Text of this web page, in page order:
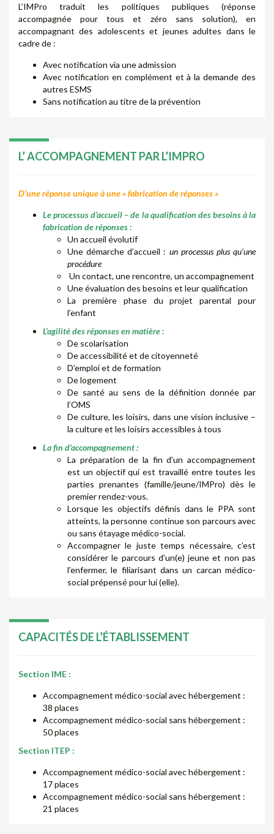
L’IMPro traduit les politiques publiques (réponse
accompagnée pour tous et zéro sans solution), en
accompagnant des adolescents et jeunes adultes dans le
cadre de :
Avec notification via une admission
Avec notification en complément et à la demande des
autres ESMS
Sans notification au titre de la prévention
L’ ACCOMPAGNEMENT PAR L’IMPRO
D’une réponse unique à une « fabrication de réponses »
Le processus d’accueil – de la qualification des besoins à la
fabrication de réponses :
Un accueil évolutif
Une démarche d’accueil : un processus plus qu’une
procédure
Un contact, une rencontre, un accompagnement
Une évaluation des besoins et leur qualification
La première phase du projet parental pour
l’enfant
L’agilité des réponses en matière :
De scolarisation
De accessibilité et de citoyenneté
D’emploi et de formation
De logement
De santé au sens de la définition donnée par
l’OMS
De culture, les loisirs, dans une vision inclusive –
la culture et les loisirs accessibles à tous
La fin d’accompagnement :
La préparation de la fin d’un accompagnement
est un objectif qui est travaillé entre toutes les
parties prenantes (famille/jeune/IMPro) dès le
premier rendez-vous.
Lorsque les objectifs définis dans le PPA sont
atteints, la personne continue son parcours avec
ou sans étayage médico-social.
Accompagner le juste temps nécessaire, c’est
considérer le parcours d’un(e) jeune et non pas
l’enfermer, le filiarisant dans un carcan médico-
social prépensé pour lui (elle).
CAPACITÉS DE L’ÉTABLISSEMENT
Section IME :
Accompagnement médico-social avec hébergement :
38 places
Accompagnement médico-social sans hébergement :
50 places
Section ITEP :
Accompagnement médico-social avec hébergement :
17 places
Accompagnement médico-social sans hébergement :
21 places